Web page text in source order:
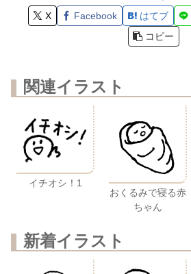
X Facebook はてブ
コピー
関連イラスト
イチオシ！1
おくるみで寝る赤
ちゃん
新着イラスト